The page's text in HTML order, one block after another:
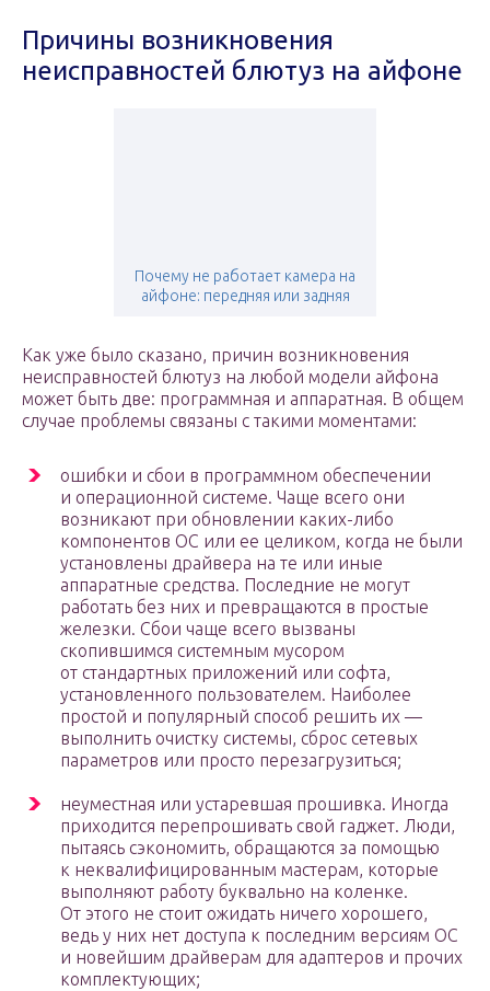
Причины возникновения
неисправностей блютуз на айфоне
Почему не работает камера на
айфоне: передняя или задняя
Как уже было сказано, причин возникновения
неисправностей блютуз на любой модели айфона
может быть две: программная и аппаратная. В общем
случае проблемы связаны с такими моментами:
ошибки и сбои в программном обеспечении
и операционной системе. Чаще всего они
возникают при обновлении каких-либо
компонентов ОС или ее целиком, когда не были
установлены драйвера на те или иные
аппаратные средства. Последние не могут
работать без них и превращаются в простые
железки. Сбои чаще всего вызваны
скопившимся системным мусором
от стандартных приложений или софта,
установленного пользователем. Наиболее
простой и популярный способ решить их —
выполнить очистку системы, сброс сетевых
параметров или просто перезагрузиться;
неуместная или устаревшая прошивка. Иногда
приходится перепрошивать свой гаджет. Люди,
пытаясь сэкономить, обращаются за помощью
к неквалифицированным мастерам, которые
выполняют работу буквально на коленке.
От этого не стоит ожидать ничего хорошего,
ведь у них нет доступа к последним версиям ОС
и новейшим драйверам для адаптеров и прочих
комплектующих;